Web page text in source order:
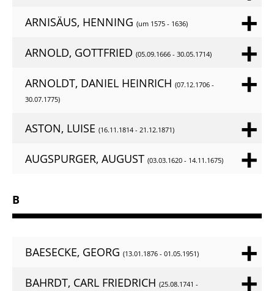
ARNISÄUS, HENNING (um 1575 - 1636)
ARNOLD, GOTTFRIED (05.09.1666 - 30.05.1714)
ARNOLDT, DANIEL HEINRICH (07.12.1706 -
30.07.1775)
ASTON, LUISE (16.11.1814 - 21.12.1871)
AUGSPURGER, AUGUST (03.03.1620 - 14.11.1675)
B
BAESECKE, GEORG (13.01.1876 - 01.05.1951)
BAHRDT, CARL FRIEDRICH (25.08.1741 -